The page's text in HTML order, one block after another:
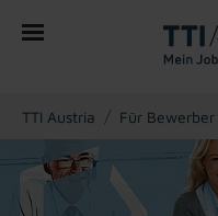
You are here:
TTI Austria Für Bewerber